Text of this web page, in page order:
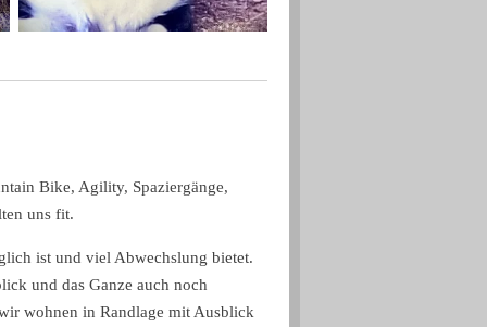
Bike, Agility, Spaziergänge,
uns fit.
ist und viel Abwechslung bietet.
und das Ganze auch noch
wohnen in Randlage mit Ausblick